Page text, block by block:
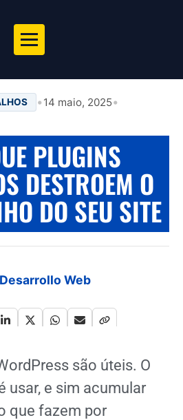
• 14 maio, 2025•
PLUGINS
DESTROEM O
DO SEU SITE
Web
são úteis. O
usar, e sim acumular
que fazem por